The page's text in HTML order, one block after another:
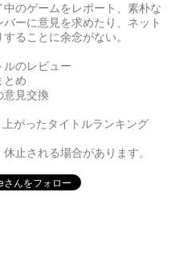
のゲームをレポート、素朴な
ーに意見を求めたり、ネット
ることに余念がない。
ルのレビュー
とめ
意見交換
がったタイトルランキング
止される場合があります。